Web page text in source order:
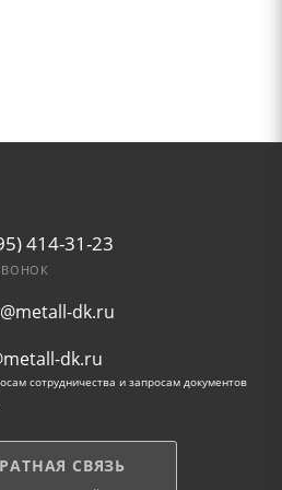
414-31-23
dk.ru
dk.ru
сотрудничества и запросам документов
СВЯЗЬ